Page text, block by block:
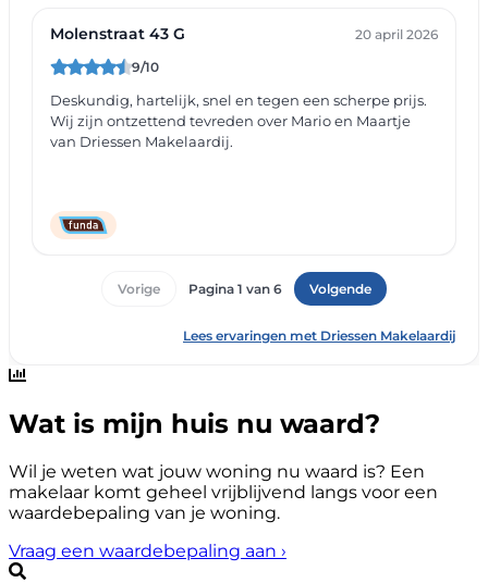
Wat is mijn huis nu waard?
Wil je weten wat jouw woning nu waard is? Een
makelaar komt geheel vrijblijvend langs voor een
waardebepaling van je woning.
Vraag een waardebepaling aan ›